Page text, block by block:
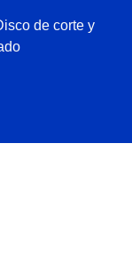
de corte y